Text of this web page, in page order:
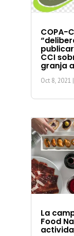
COPA-
CCI
granja
Oct 8, 2021
La
Food